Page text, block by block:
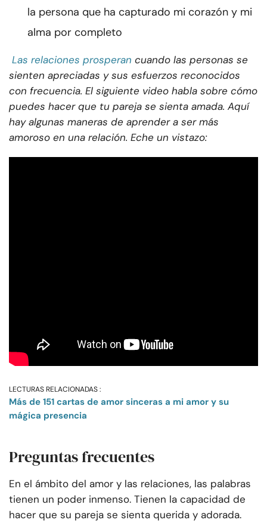
la persona que ha capturado mi corazón y mi
alma por completo
Las relaciones prosperan cuando las personas se
sienten apreciadas y sus esfuerzos reconocidos
con frecuencia. El siguiente video habla sobre cómo
puedes hacer que tu pareja se sienta amada. Aquí
hay algunas maneras de aprender a ser más
amoroso en una relación. Eche un vistazo:
LECTURAS RELACIONADAS :
Más de 151 cartas de amor sinceras a mi amor y su
mágica presencia
Preguntas frecuentes
En el ámbito del amor y las relaciones, las palabras
tienen un poder inmenso. Tienen la capacidad de
hacer que su pareja se sienta querida y adorada.